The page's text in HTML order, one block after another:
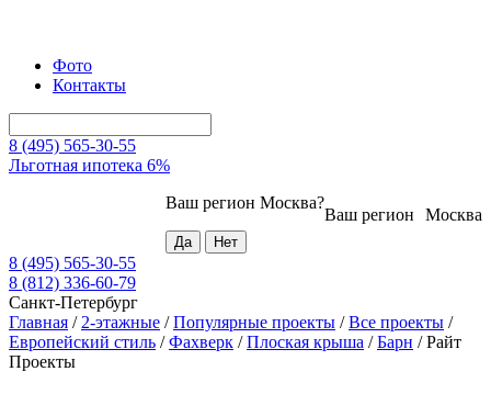
Фото
Контакты
8 (495) 565-30-55
Льготная ипотека 6%
Москва
Ваш регион
Ваш регион Москва?
8 (495) 565-30-55
8 (812) 336-60-79
Санкт-Петербург
Главная / 2-этажные /Популярные проекты /Все проекты /
Европейский стиль /Фахверк /Плоская крыша /Барн /Райт
Проекты